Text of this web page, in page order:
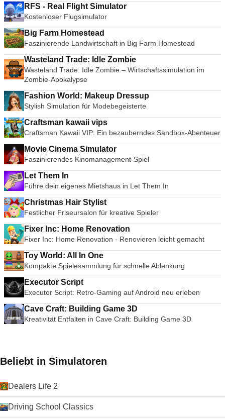
RFS - Real Flight Simulator
Kostenloser Flugsimulator
Big Farm Homestead
Faszinierende Landwirtschaft in Big Farm Homestead
Wasteland Trade: Idle Zombie
Wasteland Trade: Idle Zombie – Wirtschaftssimulation im
Zombie-Apokalypse
Fashion World: Makeup Dressup
Stylish Simulation für Modebegeisterte
Craftsman kawaii vips
Craftsman Kawaii VIP: Ein bezauberndes Sandbox-Abenteuer
Movie Cinema Simulator
Faszinierendes Kinomanagement-Spiel
Let Them In
Führe dein eigenes Mietshaus in Let Them In
Christmas Hair Stylist
Festlicher Friseursalon für kreative Spieler
Fixer Inc: Home Renovation
Fixer Inc: Home Renovation - Renovieren leicht gemacht
Toy World: All In One
Kompakte Spielesammlung für schnelle Ablenkung
Executor Script
Executor Script: Retro-Gaming auf Android neu erleben
Cave Craft: Building Game 3D
Kreativität Entfalten in Cave Craft: Building Game 3D
Beliebt in Simulatoren
Dealers Life 2
Driving School Classics